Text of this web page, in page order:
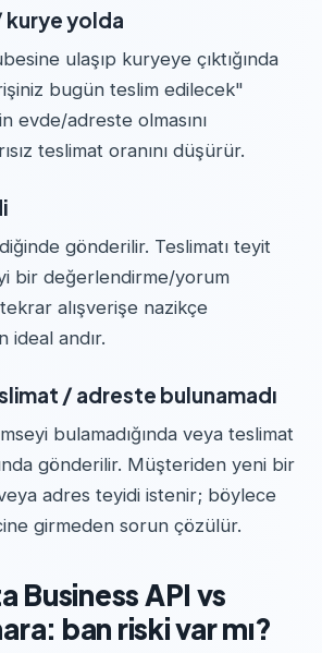
kurye yolda
ulaşıp kuryeye çıktığında
bugün teslim edilecek"
evde/adreste olmasını
teslimat oranını düşürür.
gönderilir. Teslimatı teyit
bir değerlendirme/yorum
alışverişe nazikçe
ideal andır.
/ adreste bulunamadı
bulamadığında veya teslimat
gönderilir. Müşteriden yeni bir
adres teyidi istenir; böylece
girmeden sorun çözülür.
Business API vs
ban riski var mı?